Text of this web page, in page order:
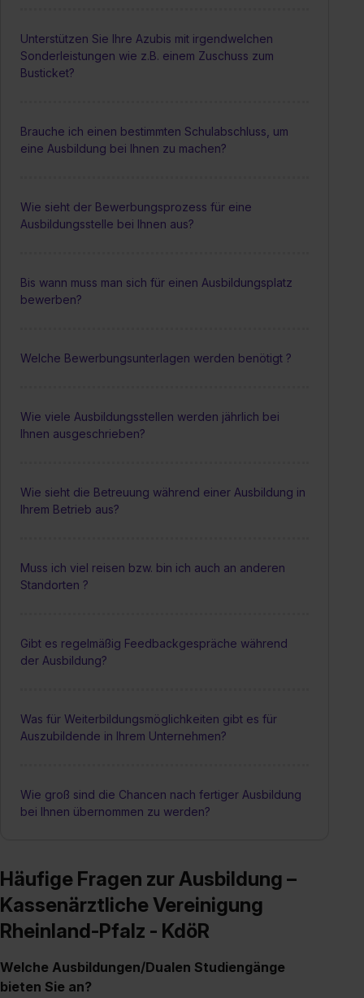
Unterstützen Sie Ihre Azubis mit irgendwelchen
Sonderleistungen wie z.B. einem Zuschuss zum
Busticket?
Brauche ich einen bestimmten Schulabschluss, um
eine Ausbildung bei Ihnen zu machen?
Wie sieht der Bewerbungsprozess für eine
Ausbildungsstelle bei Ihnen aus?
Bis wann muss man sich für einen Ausbildungsplatz
bewerben?
Welche Bewerbungsunterlagen werden benötigt ?
Wie viele Ausbildungsstellen werden jährlich bei
Ihnen ausgeschrieben?
Wie sieht die Betreuung während einer Ausbildung in
Ihrem Betrieb aus?
Muss ich viel reisen bzw. bin ich auch an anderen
Standorten ?
Gibt es regelmäßig Feedbackgespräche während
der Ausbildung?
Was für Weiterbildungsmöglichkeiten gibt es für
Auszubildende in Ihrem Unternehmen?
Wie groß sind die Chancen nach fertiger Ausbildung
bei Ihnen übernommen zu werden?
Häufige Fragen zur Ausbildung –
Kassenärztliche Vereinigung
Rheinland-Pfalz - KdöR
Welche Ausbildungen/Dualen Studiengänge
bieten Sie an?